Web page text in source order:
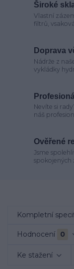
Široké
Vlastní
filtrů,
Doprava
Nádrže z
vykládky
Nevíte si
náš
Ověřené
Jsme
spokojených
Kompletní
Hodnocení 0
Ke stažení